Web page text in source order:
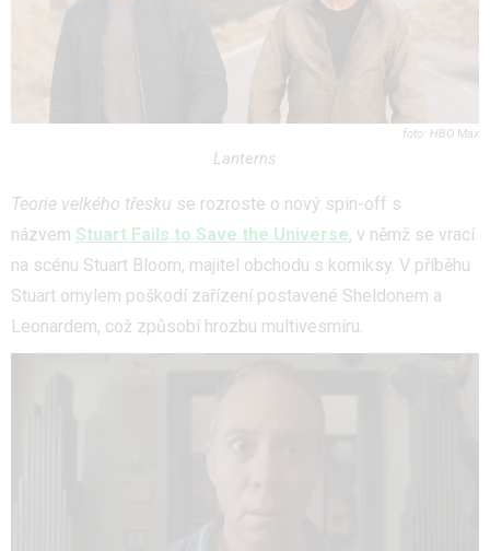
HBO Max
Lanterns
Teorie velkého třesku se rozroste o nový spin-off s
názvem Stuart Fails to Save the Universe, v němž se vrací
na scénu Stuart Bloom, majitel obchodu s komiksy. V příběhu
Stuart omylem poškodí zařízení postavené Sheldonem a
Leonardem, což způsobí hrozbu multivesmíru.